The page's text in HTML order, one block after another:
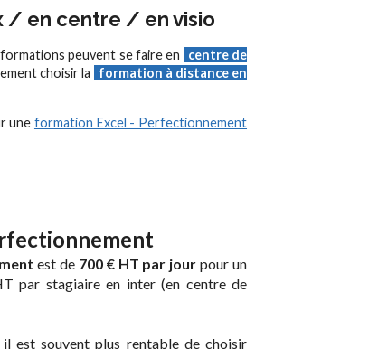
/ en centre / en visio
peuvent se faire en
centre de
choisir la
formation à distance en
une formation Excel - Perfectionnement
est de 700 € HT par jour pour un
par stagiaire en inter (en centre de
il est souvent plus rentable de choisir